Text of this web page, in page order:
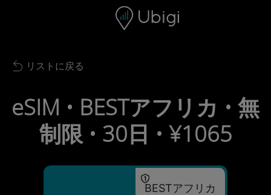
ナビゲーションバー フッター
Back to list
リストに戻る
eSIM • BESTアフリカ • 無
制限 • 30日 • ¥1065
BESTアフリカ